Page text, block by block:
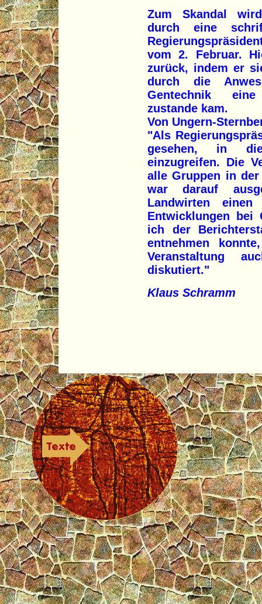
Zum Skandal
durch eine
vom 2. Februar.
zurück, indem er
durch die
Gentechnik
zustande kam.
Von Ungern-
"Als
gesehen, in die
einzugreifen. Die
alle Gruppen in
war darauf
Landwirten
Entwicklungen bei
ich der
entnehmen
Veranstaltung
diskutiert."
Klaus Schramm